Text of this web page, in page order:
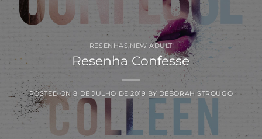
RESENHAS,NEW ADULT
Resenha Confesse
POSTED ON8 DE JULHO DE 2019 BY DEBORAH STROUGO